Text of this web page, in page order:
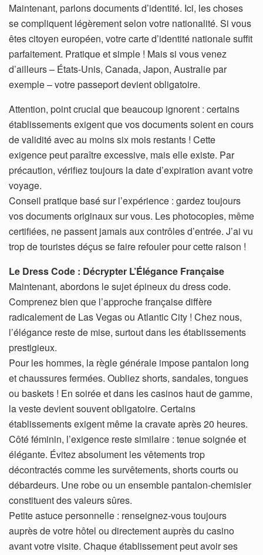
Maintenant, parlons documents d’identité. Ici, les choses
se compliquent légèrement selon votre nationalité. Si vous
êtes citoyen européen, votre carte d’identité nationale suffit
parfaitement. Pratique et simple ! Mais si vous venez
d’ailleurs – États-Unis, Canada, Japon, Australie par
exemple – votre passeport devient obligatoire.
Attention, point crucial que beaucoup ignorent : certains
établissements exigent que vos documents soient en cours
de validité avec au moins six mois restants ! Cette
exigence peut paraître excessive, mais elle existe. Par
précaution, vérifiez toujours la date d’expiration avant votre
voyage.
Conseil pratique basé sur l’expérience : gardez toujours
vos documents originaux sur vous. Les photocopies, même
certifiées, ne passent jamais aux contrôles d’entrée. J’ai vu
trop de touristes déçus se faire refouler pour cette raison !
Le Dress Code : Décrypter L’Élégance Française
Maintenant, abordons le sujet épineux du dress code.
Comprenez bien que l’approche française diffère
radicalement de Las Vegas ou Atlantic City ! Chez nous,
l’élégance reste de mise, surtout dans les établissements
prestigieux.
Pour les hommes, la règle générale impose pantalon long
et chaussures fermées. Oubliez shorts, sandales, tongues
ou baskets ! En soirée et dans les casinos haut de gamme,
la veste devient souvent obligatoire. Certains
établissements exigent même la cravate après 20 heures.
Côté féminin, l’exigence reste similaire : tenue soignée et
élégante. Évitez absolument les vêtements trop
décontractés comme les survêtements, shorts courts ou
débardeurs. Une robe ou un ensemble pantalon-chemisier
constituent des valeurs sûres.
Petite astuce personnelle : renseignez-vous toujours
auprès de votre hôtel ou directement auprès du casino
avant votre visite. Chaque établissement peut avoir ses